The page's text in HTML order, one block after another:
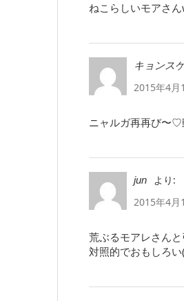
ねこらしいモアさ
キョンス
2015年4月
ニャルガ再再び〜♡
jun
より:
2015年4月
荒ぶるモアレさん
対照的でおもしろ